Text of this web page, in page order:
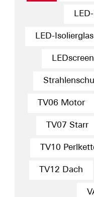
LED-Isolierglas
TV06 Motor
TV07 Starr
TV10
TV12 Dach